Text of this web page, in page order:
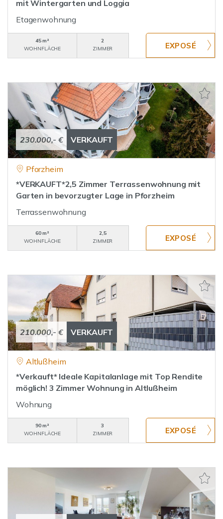
mit Wintergarten und Loggia
Etagenwohnung
45 m²
WOHNFLÄCHE
2
ZIMMER
230.000,- € VERKAUFT
Pforzheim
*VERKAUFT*2,5 Zimmer Terrassenwohnung mit
Garten in bevorzugter Lage in Pforzheim
Terrassenwohnung
60 m²
WOHNFLÄCHE
2,5
ZIMMER
210.000,- € VERKAUFT
Altlußheim
*Verkauft* Ideale Kapitalanlage mit Top Rendite
möglich! 3 Zimmer Wohnung in Altlußheim
Wohnung
90 m²
WOHNFLÄCHE
3
ZIMMER